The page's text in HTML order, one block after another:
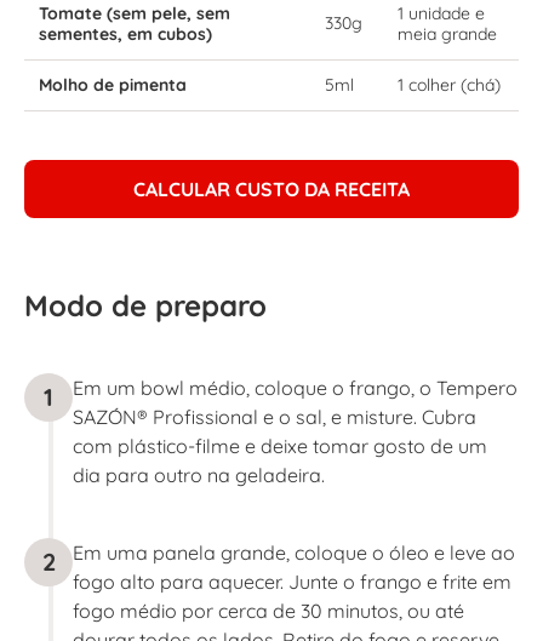
Tomate (sem pele, sem
sementes, em cubos)
330g
1 unidade e
meia grande
Molho de pimenta 5ml 1 colher (chá)
CALCULAR CUSTO DA RECEITA
Modo de preparo
1
Em um bowl médio, coloque o frango, o Tempero
SAZÓN® Profissional e o sal, e misture. Cubra
com plástico-filme e deixe tomar gosto de um
dia para outro na geladeira.
2
Em uma panela grande, coloque o óleo e leve ao
fogo alto para aquecer. Junte o frango e frite em
fogo médio por cerca de 30 minutos, ou até